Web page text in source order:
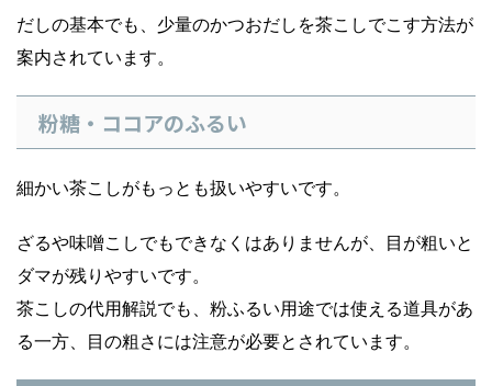
だしの基本でも、少量のかつおだしを茶こしでこす方法が
案内されています。
粉糖・ココアのふるい
細かい茶こしがもっとも扱いやすいです。
ざるや味噌こしでもできなくはありませんが、目が粗いと
ダマが残りやすいです。
茶こしの代用解説でも、粉ふるい用途では使える道具があ
る一方、目の粗さには注意が必要とされています。